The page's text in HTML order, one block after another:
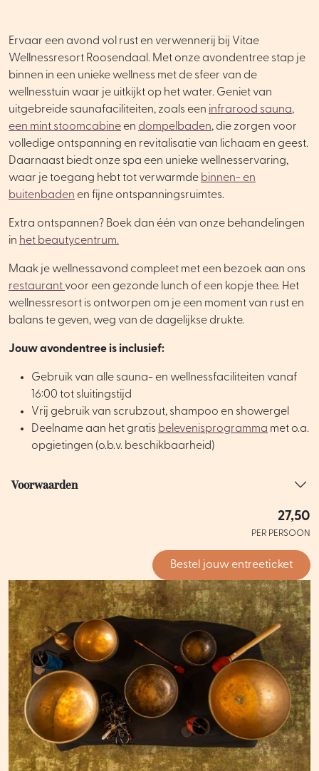
Ervaar een avond vol rust en verwennerij bij Vitae
Wellnessresort Roosendaal. Met onze avondentree stap je
binnen in een unieke wellness met de sfeer van de
wellnesstuin waar je uitkijkt op het water. Geniet van
uitgebreide saunafaciliteiten, zoals een infrarood sauna,
een mint stoomcabine en dompelbaden, die zorgen voor
volledige ontspanning en revitalisatie van lichaam en geest.
Daarnaast biedt onze spa een unieke wellnesservaring,
waar je toegang hebt tot verwarmde binnen- en
buitenbaden en fijne ontspanningsruimtes.
Extra ontspannen? Boek dan één van onze behandelingen
in het beautycentrum.
Maak je wellnessavond compleet met een bezoek aan ons
restaurant voor een gezonde lunch of een kopje thee. Het
wellnessresort is ontworpen om je een moment van rust en
balans te geven, weg van de dagelijkse drukte.
Jouw avondentree is inclusief:
Gebruik van alle sauna- en wellnessfaciliteiten vanaf
16:00 tot sluitingstijd
Vrij gebruik van scrubzout, shampoo en showergel
Deelname aan het gratis belevenisprogramma met o.a.
opgietingen (o.b.v. beschikbaarheid)
Voorwaarden
27,50
PER PERSOON
Bestel jouw entreeticket